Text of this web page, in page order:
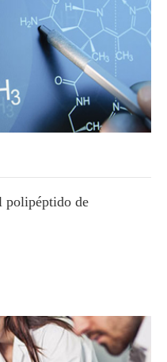
polipéptido de